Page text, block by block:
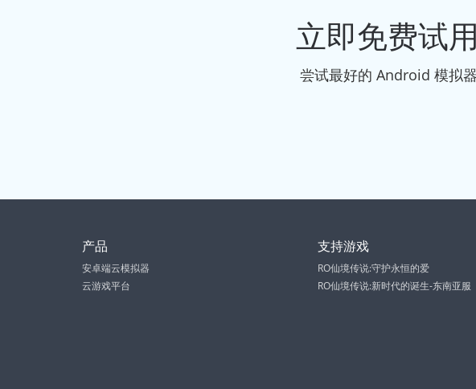
立即免费试
尝试最好的 Android 模拟
产品
安卓端云模拟器
云游戏平台
支持游戏
RO仙境传说:守护永恒的爱
RO仙境传说:新时代的诞生-东南亚服